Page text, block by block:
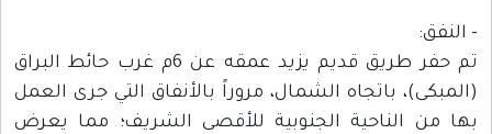
- النفق:
تم حفر طريق قديم يزيد عمقه عن 6م غرب حائط البراق
(المبكى)، باتجاه الشمال، مروراً بالأنفاق التي جرى العمل
بها من الناحية الجنوبية للأقصى الشريف؛ مما يعرض